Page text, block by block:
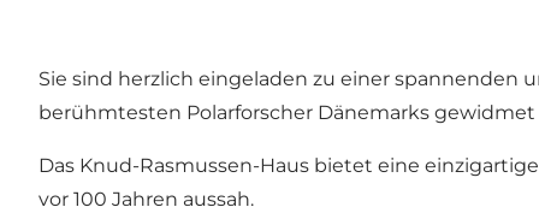
Sie sind herzlich eingeladen zu einer
berühmtesten Polarforscher Dänemarks gewidmet
Das Knud-Rasmussen-Haus bietet eine
vor 100 Jahren aussah.